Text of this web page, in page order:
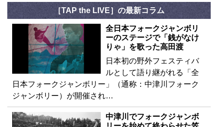
［TAP the LIVE］の最新コラム
全日本フォークジャンボリ
ーのステージで「銭がなけ
りゃ」を歌った高田渡
日本初の野外フェスティバ
ルとして語り継がれる「全
日本フォークジャンボリー」（通称：中津川フォーク
ジャンボリー）が開催され…
中津川でフォークジャンボ